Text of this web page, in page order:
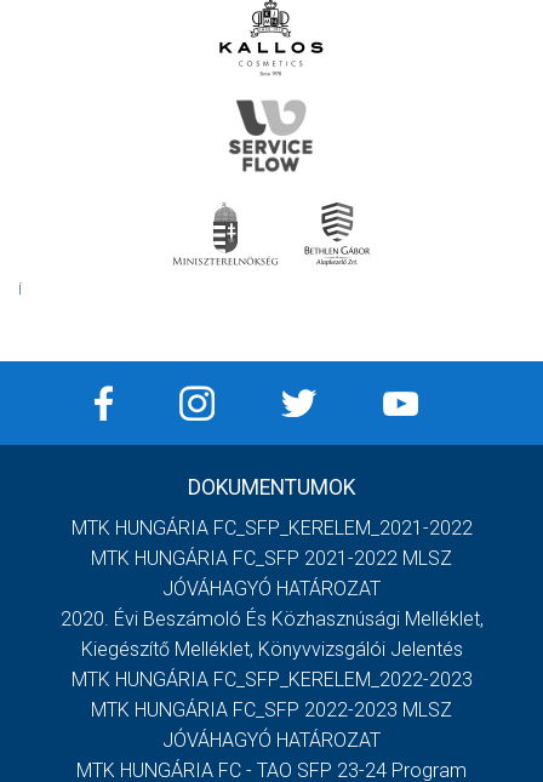
DOKUMENTUMOK
MTK HUNGÁRIA FC_SFP_KERELEM_2021-2022
MTK HUNGÁRIA FC_SFP 2021-2022 MLSZ
JÓVÁHAGYÓ HATÁROZAT
2020. Évi Beszámoló És Közhasznúsági Melléklet,
Kiegészítő Melléklet, Könyvvizsgálói Jelentés
MTK HUNGÁRIA FC_SFP_KERELEM_2022-2023
MTK HUNGÁRIA FC_SFP 2022-2023 MLSZ
JÓVÁHAGYÓ HATÁROZAT
MTK HUNGÁRIA FC - TAO SFP 23-24 Program